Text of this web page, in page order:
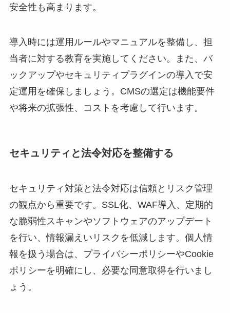
安全性も高まります。
導入時には運用ルールやマニュアルを整備し、担
当者に対する教育を実施してください。また、バ
ックアップやセキュリティプラグインの導入で安
定運用を確保しましょう。CMSの選定は機能要件
や将来の拡張性、コストを考慮して行います。
セキュリティと法令対応を整備する
セキュリティ対策と法令対応は信頼とリスク管理
の観点から重要です。SSL化、WAF導入、定期的
な脆弱性スキャンやソフトウェアのアップデート
を行い、情報漏えいリスクを低減します。個人情
報を扱う場合は、プライバシーポリシーやCookie
ポリシーを明確にし、必要な同意取得を行いまし
ょう。